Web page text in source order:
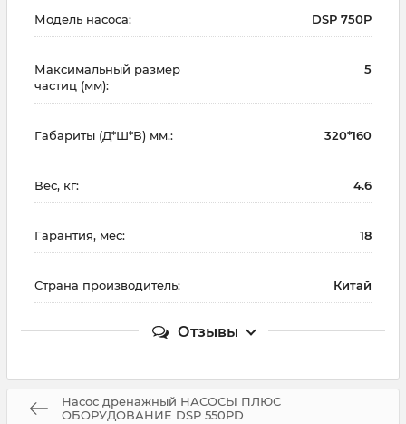
Модель насоса: DSP 750P
Максимальный размер
частиц (мм):
5
Габариты (Д*Ш*В) мм.: 320*160
Вес, кг: 4.6
Гарантия, мес: 18
Страна производитель: Китай
Отзывы
Насос дренажный НАСОСЫ ПЛЮС
ОБОРУДОВАНИЕ DSP 550PD